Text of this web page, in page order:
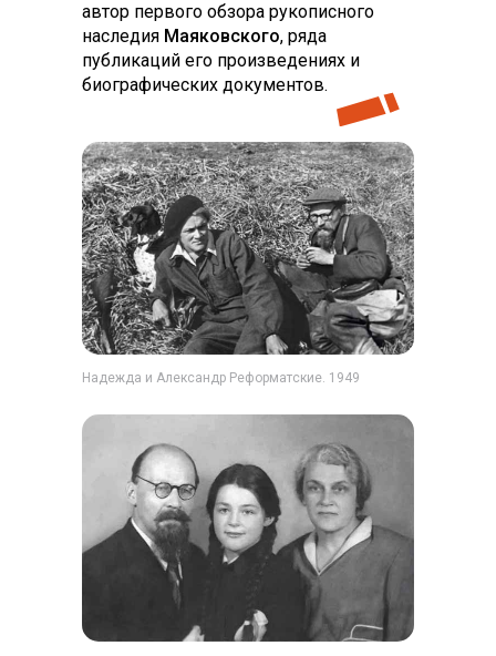
автор первого обзора рукописного
наследия Маяковского, ряда
публикаций его произведениях и
биографических документов.
Надежда и Александр Реформатские. 1949